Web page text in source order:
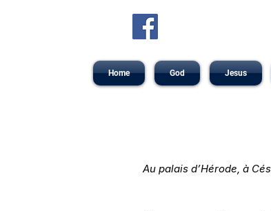
Home God Jesus
Au palais d’Hérode, à